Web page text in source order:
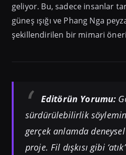
geliyor. Bu, sadece insanlar
güneş ışığı ve Phang Nga
şekillendirilen bir mimari
Editörün Yorumu:
sürdürülebilirlik
gerçek anlamda
proje. Fil dışkısı gibi